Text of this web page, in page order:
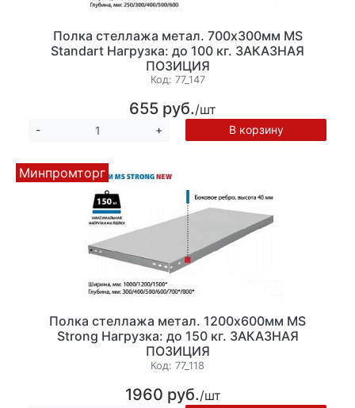
Полка стеллажа метал. 700х300мм MS
Standart Нагрузка: до 100 кг. ЗАКАЗНАЯ
ПОЗИЦИЯ
Код: 77_147
655 руб./шт
- + В корзину
Минпромторг
Полка стеллажа метал. 1200х600мм MS
Strong Нагрузка: до 150 кг. ЗАКАЗНАЯ
ПОЗИЦИЯ
Код: 77_118
1960 руб./шт